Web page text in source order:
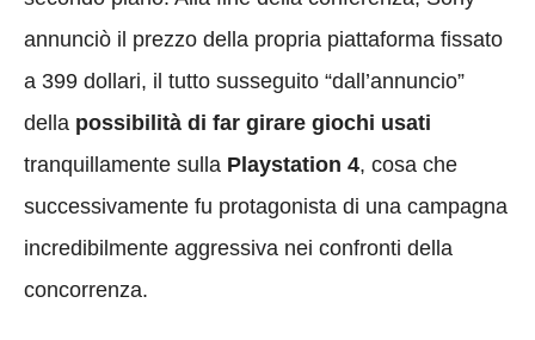
annunciò il prezzo della propria piattaforma fissato
a 399 dollari, il tutto susseguito “dall’annuncio”
della possibilità di far girare giochi usati
tranquillamente sulla Playstation 4, cosa che
successivamente fu protagonista di una campagna
incredibilmente aggressiva nei confronti della
concorrenza.